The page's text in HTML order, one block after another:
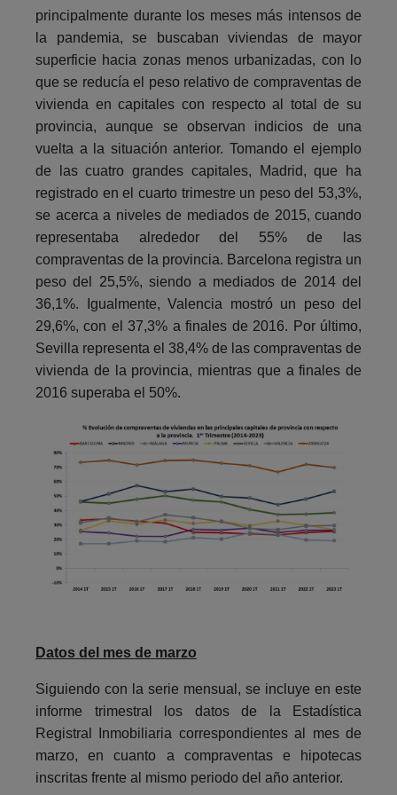
principalmente durante los meses más intensos de
la pandemia, se buscaban viviendas de mayor
superficie hacia zonas menos urbanizadas, con lo
que se reducía el peso relativo de compraventas de
vivienda en capitales con respecto al total de su
provincia, aunque se observan indicios de una
vuelta a la situación anterior. Tomando el ejemplo
de las cuatro grandes capitales, Madrid, que ha
registrado en el cuarto trimestre un peso del 53,3%,
se acerca a niveles de mediados de 2015, cuando
representaba alrededor del 55% de las
compraventas de la provincia. Barcelona registra un
peso del 25,5%, siendo a mediados de 2014 del
36,1%. Igualmente, Valencia mostró un peso del
29,6%, con el 37,3% a finales de 2016. Por último,
Sevilla representa el 38,4% de las compraventas de
vivienda de la provincia, mientras que a finales de
2016 superaba el 50%.
Datos del mes de marzo
Siguiendo con la serie mensual, se incluye en este
informe trimestral los datos de la Estadística
Registral Inmobiliaria correspondientes al mes de
marzo, en cuanto a compraventas e hipotecas
inscritas frente al mismo periodo del año anterior.